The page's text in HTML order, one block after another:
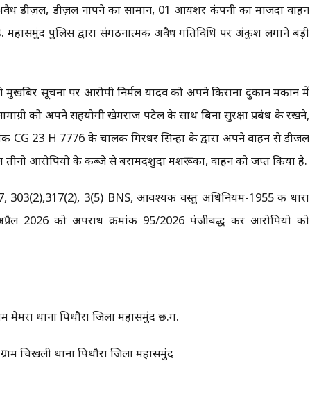
अवैध डीज़ल, डीज़ल नापने का सामान, 01 आयशर कंपनी का माजदा वाहन
महासमुंद पुलिस द्वारा संगठनात्मक अवैध गतिविधि पर अंकुश लगाने बड़ी
सूचना पर आरोपी निर्मल यादव को अपने किराना दुकान मकान में
को अपने सहयोगी खेमराज पटेल के साथ बिना सुरक्षा प्रबंध के रखने,
CG 23 H 7776 के चालक गिरधर सिन्हा के द्वारा अपने वाहन से डीजल
आरोपियो के कब्जे से बरामदशुदा मशरूका, वाहन को जप्त किया है.
303(2),317(2), 3(5) BNS, आवश्यक वस्तु अधिनियम-1955 की धारा
2026 को अपराध क्रमांक 95/2026 पंजीबद्ध कर आरोपियो को
मेमरा थाना पिथौरा जिला महासमुंद छ.ग.
चिखली थाना पिथौरा जिला महासमुंद